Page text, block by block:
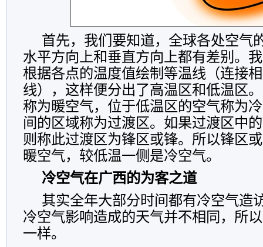
首先，我们要知道，全球各处空气
水平方向上和垂直方向上都有差别。
根据各点的温度值绘制等温线（连接
线），这样便分出了高温区和低温区
称为暖空气，位于低温区的空气称为
间的区域称为过渡区。如果过渡区中
则称此过渡区为锋区或锋。所以锋区
暖空气，较低温一侧是冷空气。
冷空气在广西的为客之道
其实全年大部分时间都有冷空气造
冷空气影响造成的天气并不相同，所
一样。